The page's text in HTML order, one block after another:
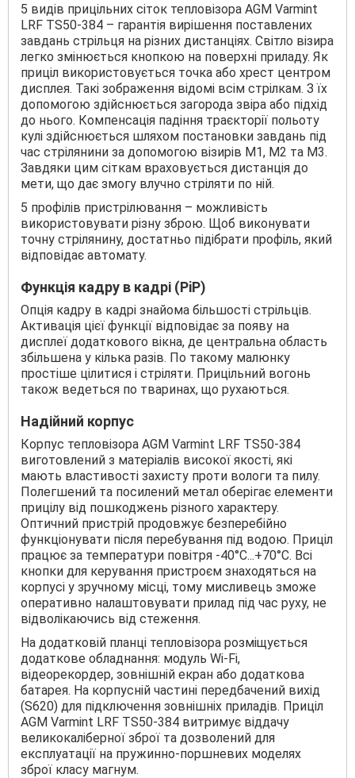
5 видів прицільних сіток тепловізора AGM Varmint
LRF ТS50-384 – гарантія вирішення поставлених
завдань стрільця на різних дистанціях. Світло візира
легко змінюється кнопкою на поверхні приладу. Як
приціл використовується точка або хрест центром
дисплея. Такі зображення відомі всім стрілкам. З їх
допомогою здійснюється загорода звіра або підхід
до нього. Компенсація падіння траєкторії польоту
кулі здійснюється шляхом постановки завдань під
час стрілянини за допомогою візирів М1, М2 та М3.
Завдяки цим сіткам враховується дистанція до
мети, що дає змогу влучно стріляти по ній.
5 профілів пристрілювання – можливість
використовувати різну зброю. Щоб виконувати
точну стрілянину, достатньо підібрати профіль, який
відповідає автомату.
Функція кадру в кадрі (PiP)
Опція кадру в кадрі знайома більшості стрільців.
Активація цієї функції відповідає за появу на
дисплеї додаткового вікна, де центральна область
збільшена у кілька разів. По такому малюнку
простіше цілитися і стріляти. Прицільний вогонь
також ведеться по тваринах, що рухаються.
Надійний корпус
Корпус тепловізора AGM Varmint LRF ТS50-384
виготовлений з матеріалів високої якості, які
мають властивості захисту проти вологи та пилу.
Полегшений та посилений метал оберігає елементи
прицілу від пошкоджень різного характеру.
Оптичний пристрій продовжує безперебійно
функціонувати після перебування під водою. Приціл
працює за температури повітря -40°C...+70°С. Всі
кнопки для керування пристроєм знаходяться на
корпусі у зручному місці, тому мисливець зможе
оперативно налаштовувати прилад під час руху, не
відволікаючись від стеження.
На додатковій планці тепловізора розміщується
додаткове обладнання: модуль Wi-Fi,
відеорекордер, зовнішній екран або додаткова
батарея. На корпусній частині передбачений вихід
(S620) для підключення зовнішніх приладів. Приціл
AGM Varmint LRF ТS50-384 витримує віддачу
великокаліберної зброї та дозволений для
експлуатації на пружинно-поршневих моделях
зброї класу магнум.